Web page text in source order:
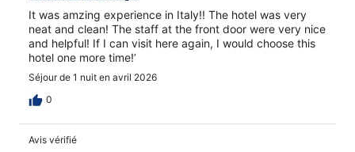
It was amzing experience in Italy!! The hotel was very
neat and clean! The staff at the front door were very nice
and helpful! If I can visit here again, I would choose this
hotel one more time!’
Séjour de 1 nuit en avril 2026
0
Avis vérifié